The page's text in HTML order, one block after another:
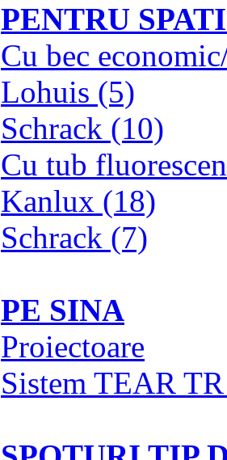
PENTRU
Cu bec
Lohuis (5)
Schrack (10)
Cu tub
Kanlux (18)
Schrack (7)
PE SINA
Proiectoare
Sistem TEAR TR